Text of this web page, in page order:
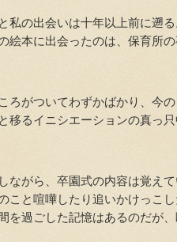
私の出会いは十年以上前に遡る
絵本に出会ったのは、保育所の
ろがついてわずかばかり、今
移るイニシエーションの真っ只
ながら、卒園式の内容は覚えて
こと喧嘩したり追いかけっこ
を過ごした記憶はあるのだが